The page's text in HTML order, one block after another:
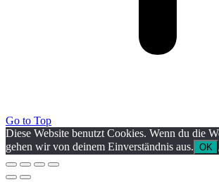
Go to Top
Diese Website benutzt Cookies. Wenn du die
gehen wir von deinem Einverständnis aus. OK